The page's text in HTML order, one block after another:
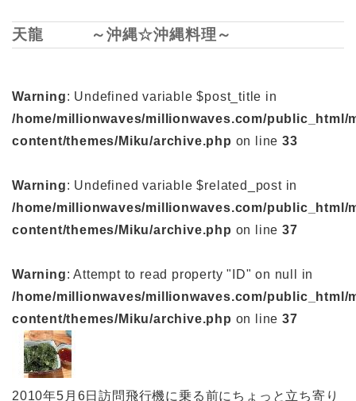
天龍 ～沖縄☆沖縄料理～
Warning: Undefined variable $post_title in
/home/millionwaves/millionwaves.com/public_html/
content/themes/Miku/archive.php on line33
Warning: Undefined variable $related_post in
/home/millionwaves/millionwaves.com/public_html/
content/themes/Miku/archive.php on line37
Warning: Attempt to read property "ID" on null in
/home/millionwaves/millionwaves.com/public_html/
content/themes/Miku/archive.php on line37
2010年5月6日訪問飛行機に乗る前にちょっと立ち寄り